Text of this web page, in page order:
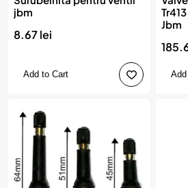
jbm
8.67 lei
Add to Cart
Jbm